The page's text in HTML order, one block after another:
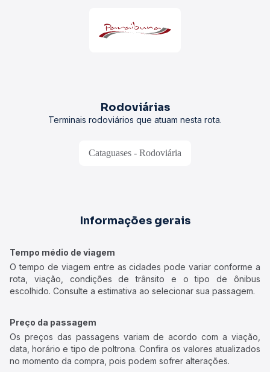
Rodoviárias
Terminais rodoviários que atuam nesta rota.
Cataguases - Rodoviária
Informações gerais
Tempo médio de viagem
O tempo de viagem entre as cidades pode variar conforme a
rota, viação, condições de trânsito e o tipo de ônibus
escolhido. Consulte a estimativa ao selecionar sua passagem.
Preço da passagem
Os preços das passagens variam de acordo com a viação,
data, horário e tipo de poltrona. Confira os valores atualizados
no momento da compra, pois podem sofrer alterações.